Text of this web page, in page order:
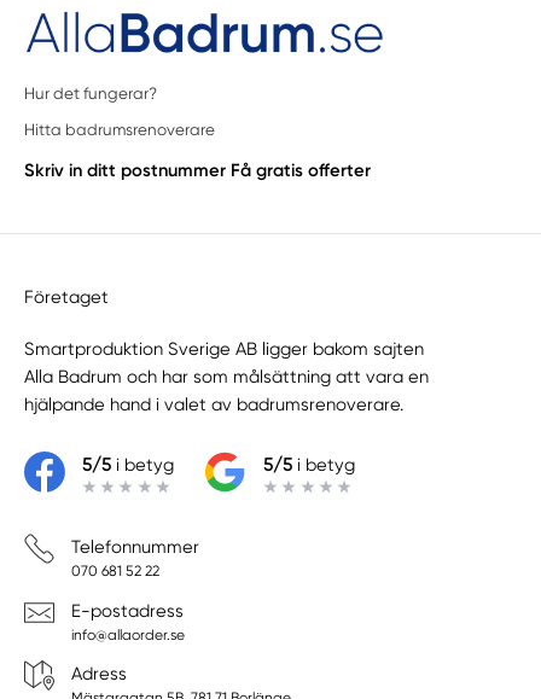
Hur det fungerar?
Hitta badrumsrenoverare
Skriv in ditt postnummer Få gratis offerter
Företaget
Smartproduktion Sverige AB ligger bakom sajten
Alla Badrum och har som målsättning att vara en
hjälpande hand i valet av badrumsrenoverare.
5/5i betyg 5/5i betyg
Telefonnummer
070 681 52 22
E-postadress
info@allaorder.se
Adress